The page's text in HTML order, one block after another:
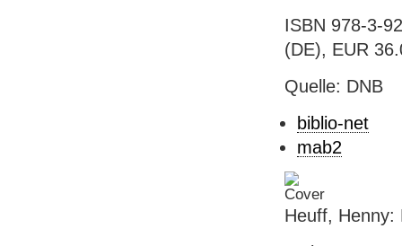
ISBN 978-3-
(DE), EUR
Quelle: DNB
biblio-net
mab2
Heuff, Henny: